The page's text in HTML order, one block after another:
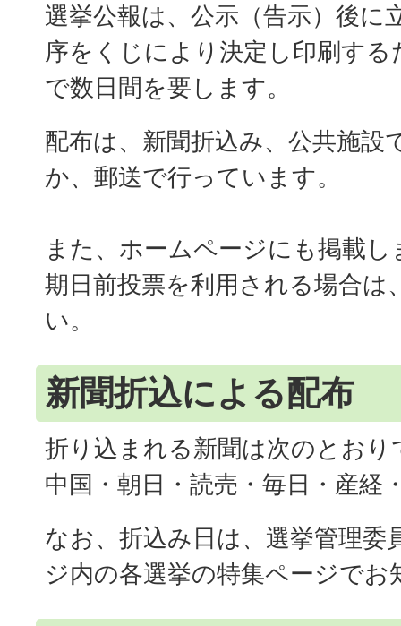
選挙公報は、公示（告示）後に
序をくじにより決定し印刷する
で数日間を要します。
配布は、新聞折込み、公共施設
か、郵送で行っています。
また、ホームページにも掲載
期日前投票を利用される場合は
い。
新聞折込による配布
折り込まれる新聞は次のとおり
中国・朝日・読売・毎日・産経
なお、折込み日は、選挙管理委
ジ内の各選挙の特集ページでお